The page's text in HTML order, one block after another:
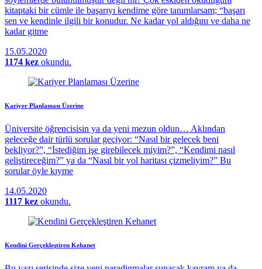
kitaptaki bir cümle ile başarıyı kendime göre tanımlarsam; “başarı
sen ve kendinle ilgili bir konudur. Ne kadar yol aldığını ve daha ne
kadar gitme
15.05.2020
1174 kez okundu.
Kariyer Planlaması Üzerine
Üniversite öğrencisisin ya da yeni mezun oldun… Aklından
geleceğe dair türlü sorular geçiyor: “Nasıl bir gelecek beni
bekliyor?”, “İstediğim işe girebilecek miyim?”, “Kendimi nasıl
geliştireceğim?” ya da “Nasıl bir yol haritası çizmeliyim?” Bu
sorular öyle kıyme
14.05.2020
1117 kez okundu.
Kendini Gerçekleştiren Kehanet